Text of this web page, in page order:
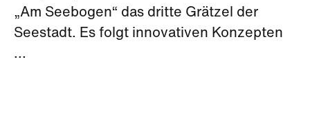
„Am Seebogen“ das dritte Grätzel der
Seestadt. Es folgt innovativen Konzepten
...